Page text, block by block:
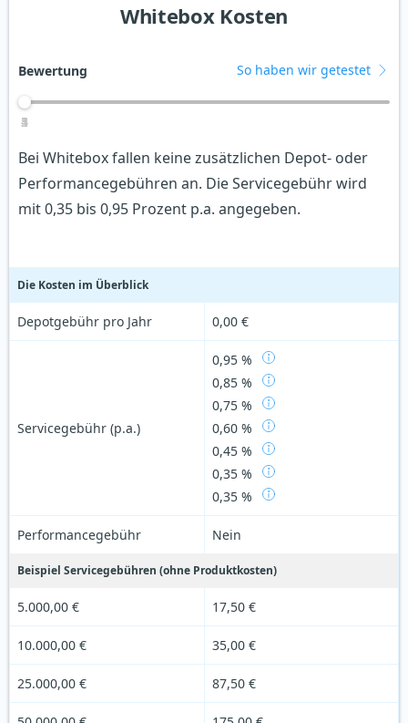
Whitebox Kosten
1
2
3
4
5
Bewertung So haben wir getestet
Bei Whitebox fallen keine zusätzlichen Depot- oder
Performancegebühren an. Die Servicegebühr wird
mit 0,35 bis 0,95 Prozent p.a. angegeben.
Die Kosten im Überblick
Depotgebühr pro Jahr 0,00 €
Servicegebühr (p.a.)
0,95 %
0,85 %
0,75 %
0,60 %
0,45 %
0,35 %
0,35 %
Performancegebühr Nein
Beispiel Servicegebühren (ohne Produktkosten)
5.000,00 € 17,50 €
10.000,00 € 35,00 €
25.000,00 € 87,50 €